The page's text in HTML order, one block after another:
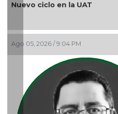
Nuevo ciclo en la UAT
Ago 05, 2026 / 9:04 PM